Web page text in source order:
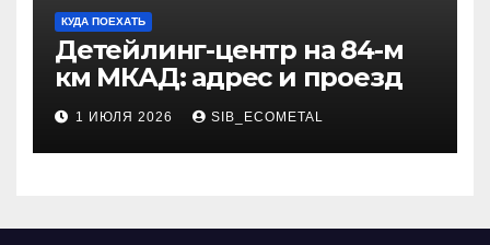
КУДА ПОЕХАТЬ
Детейлинг-центр на 84-м
км МКАД: адрес и проезд
1 ИЮЛЯ 2026 SIB_ECOMETAL